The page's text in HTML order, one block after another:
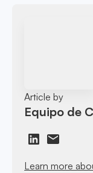
Article by
Equipo de
Learn more